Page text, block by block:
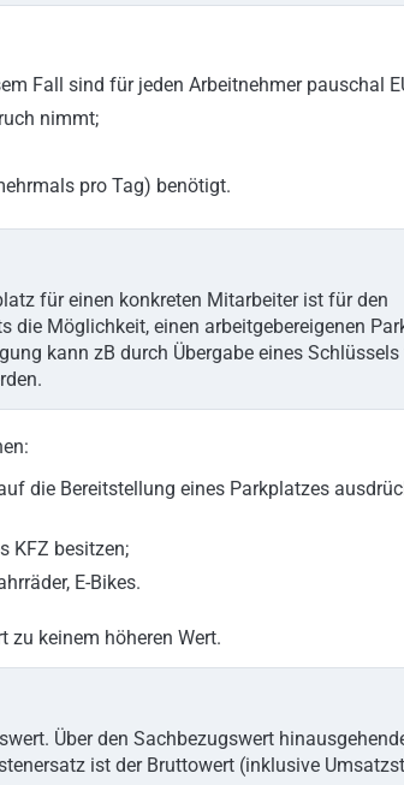
Fall sind für jeden Arbeitnehmer pauschal
nimmt;
pro Tag) benötigt.
für einen konkreten Mitarbeiter ist für den
Möglichkeit, einen arbeitgebereigenen
kann zB durch Übergabe eines
die Bereitstellung eines Parkplatzes
KFZ besitzen;
E-Bikes.
zu keinem höheren Wert.
Über den Sachbezugswert
ist der Bruttowert (inklusive